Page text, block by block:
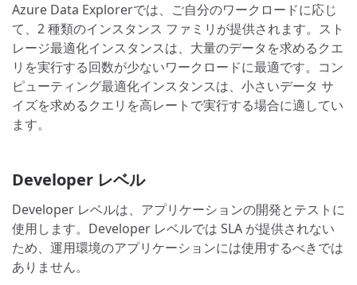
Azure Data Explorerでは、ご自分のワークロードに応じ
て、2 種類のインスタンス ファミリが提供されます。スト
レージ最適化インスタンスは、大量のデータを求めるクエ
リを実行する回数が少ないワークロードに最適です。コン
ピューティング最適化インスタンスは、小さいデータ サ
イズを求めるクエリを高レートで実行する場合に適してい
ます。
Developer レベル
Developer レベルは、アプリケーションの開発とテストに
使用します。Developer レベルでは SLA が提供されない
ため、運用環境のアプリケーションには使用するべきでは
ありません。